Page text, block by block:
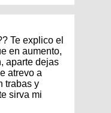
Te explico el
en aumento,
aparte dejas
atrevo a
trabas y
sirva mi